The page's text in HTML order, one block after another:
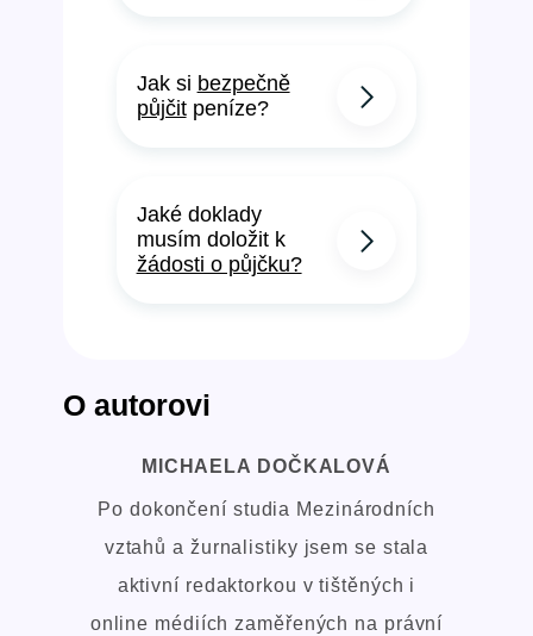
Jak si bezpečně
půjčitpeníze?
Jaké doklady
musím doložit k
žádosti o půjčku?
O autorovi
MICHAELA DOČKALOVÁ
Po dokončení studia Mezinárodních
vztahů a žurnalistiky jsem se stala
aktivní redaktorkou v tištěných i
online médiích zaměřených na právní